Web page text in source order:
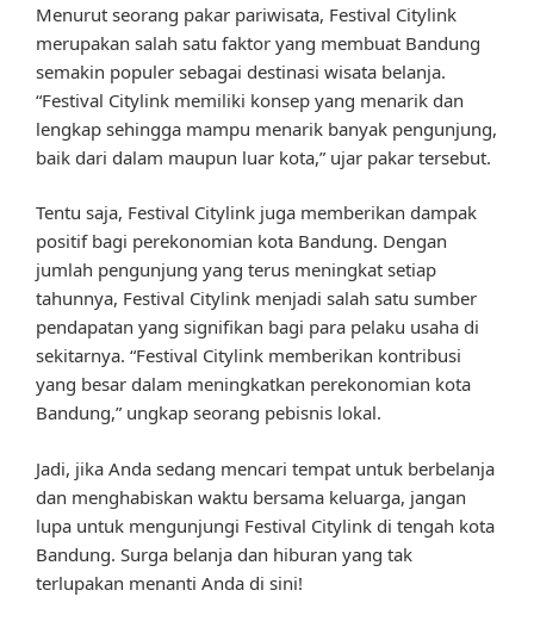
Menurut seorang pakar pariwisata, Festival Citylink
merupakan salah satu faktor yang membuat Bandung
semakin populer sebagai destinasi wisata belanja.
“Festival Citylink memiliki konsep yang menarik dan
lengkap sehingga mampu menarik banyak pengunjung,
baik dari dalam maupun luar kota,” ujar pakar tersebut.
Tentu saja, Festival Citylink juga memberikan dampak
positif bagi perekonomian kota Bandung. Dengan
jumlah pengunjung yang terus meningkat setiap
tahunnya, Festival Citylink menjadi salah satu sumber
pendapatan yang signifikan bagi para pelaku usaha di
sekitarnya. “Festival Citylink memberikan kontribusi
yang besar dalam meningkatkan perekonomian kota
Bandung,” ungkap seorang pebisnis lokal.
Jadi, jika Anda sedang mencari tempat untuk berbelanja
dan menghabiskan waktu bersama keluarga, jangan
lupa untuk mengunjungi Festival Citylink di tengah kota
Bandung. Surga belanja dan hiburan yang tak
terlupakan menanti Anda di sini!